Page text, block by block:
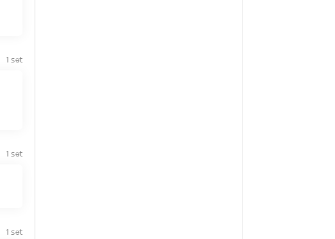
1 set
1 set
1 set